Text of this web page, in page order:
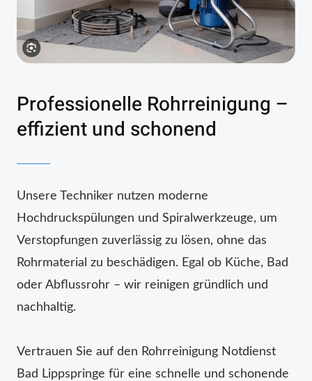
Professionelle Rohrreinigung –
effizient und schonend
Unsere Techniker nutzen moderne
Hochdruckspülungen und Spiralwerkzeuge, um
Verstopfungen zuverlässig zu lösen, ohne das
Rohrmaterial zu beschädigen. Egal ob Küche, Bad
oder Abflussrohr – wir reinigen gründlich und
nachhaltig.
Vertrauen Sie auf den Rohrreinigung Notdienst
Bad Lippspringe für eine schnelle und schonende